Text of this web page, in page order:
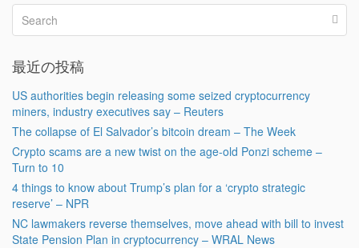
最近の投稿
US authorities begin releasing some seized cryptocurrency
miners, industry executives say – Reuters
The collapse of El Salvador’s bitcoin dream – The Week
Crypto scams are a new twist on the age-old Ponzi scheme –
Turn to 10
4 things to know about Trump’s plan for a ‘crypto strategic
reserve’ – NPR
NC lawmakers reverse themselves, move ahead with bill to invest
State Pension Plan in cryptocurrency – WRAL News